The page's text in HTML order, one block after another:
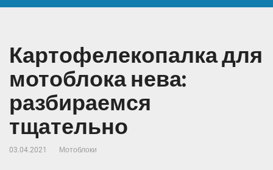
Картофелекопалка для
мотоблока нева:
разбираемся
тщательно
03.04.2021 Мотоблоки